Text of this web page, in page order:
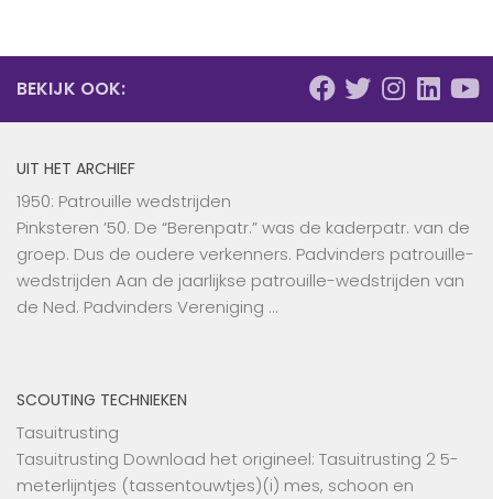
BEKIJK OOK:
UIT HET ARCHIEF
1950: Patrouille wedstrijden
Pinksteren ’50. De “Berenpatr.” was de kaderpatr. van de
groep. Dus de oudere verkenners. Padvinders patrouille-
wedstrijden Aan de jaarlijkse patrouille-wedstrijden van
de Ned. Padvinders Vereniging …
SCOUTING TECHNIEKEN
Tasuitrusting
Tasuitrusting Download het origineel: Tasuitrusting 2 5-
meterlijntjes (tassentouwtjes)(i) mes, schoon en